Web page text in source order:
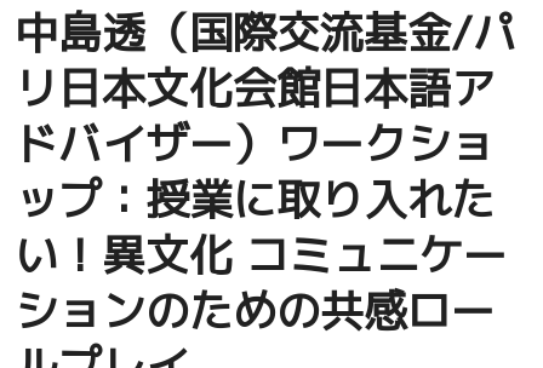
中島透（国際交流基金/パ
リ日本文化会館日本語ア
ドバイザー）ワークショ
ップ：授業に取り入れた
い！異文化 コミュニケー
ションのための共感ロー